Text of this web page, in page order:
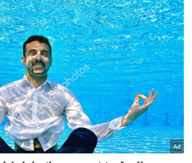
di pasar malam ditahan
jual sate 70 sen'
isteri menaiki motosikal
pada waktu malam
untuk enam orang anak
kami berniaga sate.
harga sate RM1 secucuk,
isteri ini membuat perkiraan